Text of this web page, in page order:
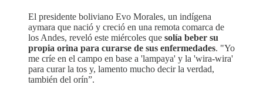
El presidente boliviano Evo Morales, un indígena
aymara que nació y creció en una remota comarca de
los Andes, reveló este miércoles que solía beber su
propia orina para curarse de sus enfermedades. "Yo
me críe en el campo en base a 'lampaya' y la 'wira-wira'
para curar la tos y, lamento mucho decir la verdad,
también del orín”.